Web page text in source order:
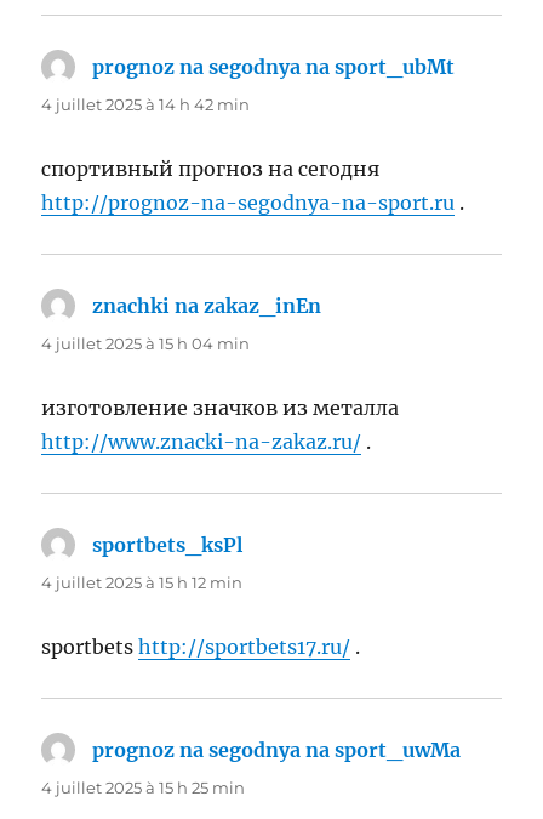
prognoz na segodnya na sport_ubMt
4 juillet 2025 à 14 h 42 min
спортивный прогноз на сегодня
http://prognoz-na-segodnya-na-sport.ru .
znachki na zakaz_inEn
4 juillet 2025 à 15 h 04 min
изготовление значков из металла
http://www.znacki-na-zakaz.ru/ .
sportbets_ksPl
4 juillet 2025 à 15 h 12 min
sportbetshttp://sportbets17.ru/ .
prognoz na segodnya na sport_uwMa
4 juillet 2025 à 15 h 25 min